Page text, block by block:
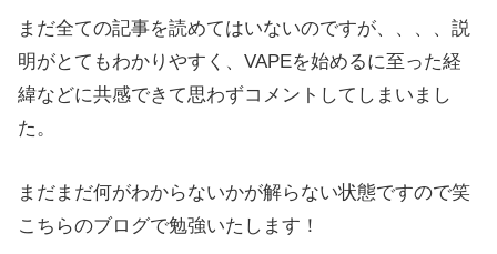
まだ全ての記事を読めてはいないのですが、、、、説
明がとてもわかりやすく、VAPEを始めるに至った経
緯などに共感できて思わずコメントしてしまいまし
た。
まだまだ何がわからないかが解らない状態ですので笑
こちらのブログで勉強いたします！